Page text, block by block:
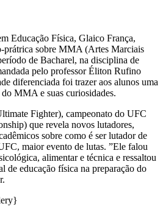
Educação Física, Glaico França,
prátrica sobre MMA (Artes Marciais
de Bacharel, na disciplina de
pelo professor Éliton Rufino
diferenciada foi trazer aos alunos uma
MMA e suas curiosidades.
Fighter), campeonato do UFC
que revela novos lutadores,
sobre como é ser lutador de
maior evento de lutas. ”Ele falou
alimentar e técnica e ressaltou
de educação física na preparação do